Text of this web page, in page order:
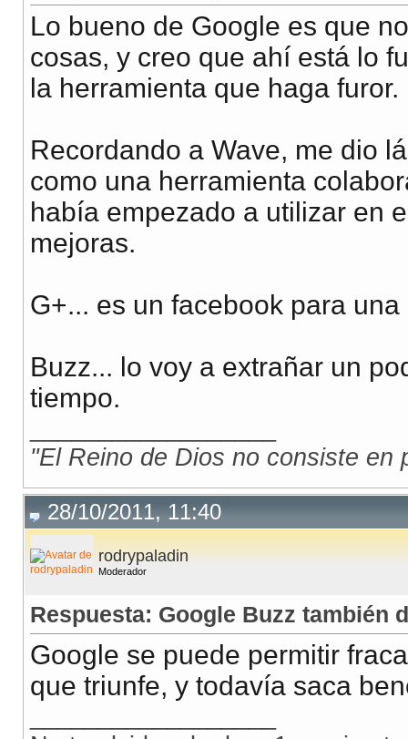
Lo bueno de Google es que
cosas, y creo que ahí está lo
la herramienta que haga furor.
Recordando a Wave, me dio
como una herramienta
había empezado a utilizar en
mejoras.
G+... es un facebook para
Buzz... lo voy a extrañar un
tiempo.
"El Reino de Dios no consiste en
28/10/2011, 11:40
rodrypaladin
Moderador
Respuesta: Google Buzz también
Google se puede permitir
que triunfe, y todavía saca